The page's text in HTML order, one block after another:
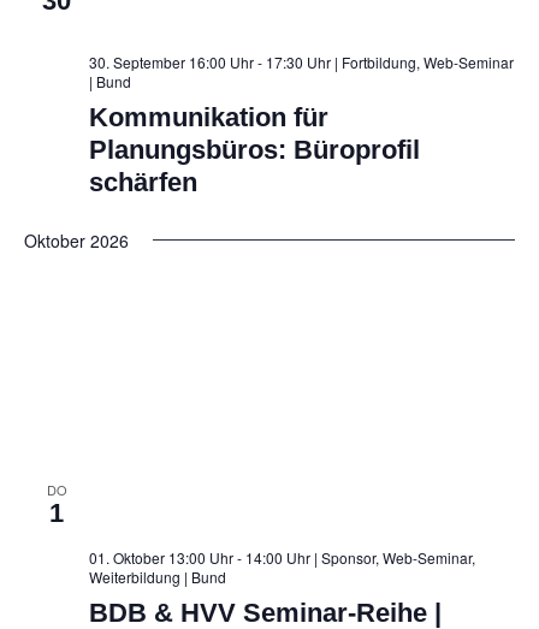
30. September 16:00 Uhr - 17:30 Uhr | Fortbildung, Web-Seminar
| Bund
Kommunikation für
Planungsbüros: Büroprofil
schärfen
Oktober 2026
DO
1
01. Oktober 13:00 Uhr - 14:00 Uhr | Sponsor, Web-Seminar,
Weiterbildung | Bund
BDB & HVV Seminar-Reihe |